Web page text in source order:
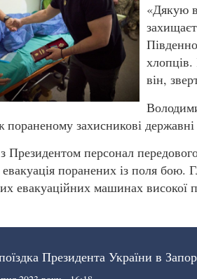
«Дякую
хлопців.
він,
пораненому захисникові державні
Президентом персонал
поранених із поля бою.
евакуаційних машинах високої
Президента України в